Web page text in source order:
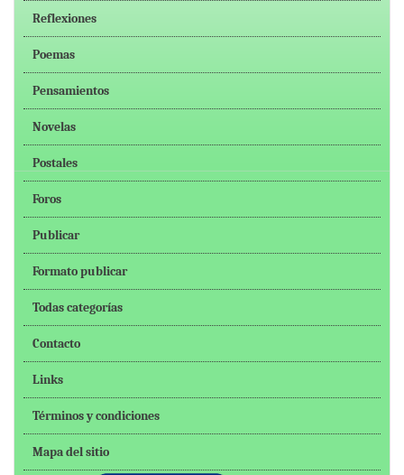
Reflexiones
Poemas
Pensamientos
Novelas
Postales
Foros
Publicar
Formato publicar
Todas categorías
Contacto
Links
Términos y condiciones
Mapa del sitio